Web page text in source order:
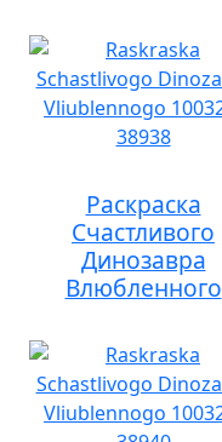
Раскраска
Счастливого
Динозавра
Влюбленного